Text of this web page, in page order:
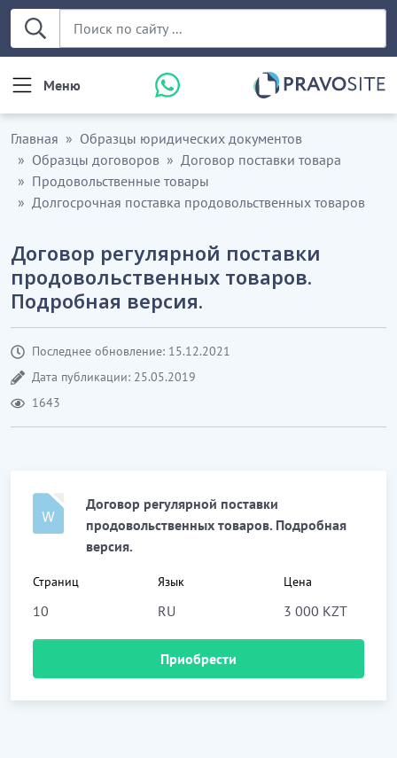
Меню
Главная
Образцы юридических документов
Образцы договоров
Договор поставки товара
Продовольственные товары
Долгосрочная поставка продовольственных товаров
Договор регулярной поставки
продовольственных товаров.
Подробная версия.
Последнее обновление: 15.12.2021
Дата публикации: 25.05.2019
1643
Договор регулярной поставки
продовольственных товаров. Подробная
версия.
Страниц
10
Язык
RU
Цена
3 000 KZT
Приобрести